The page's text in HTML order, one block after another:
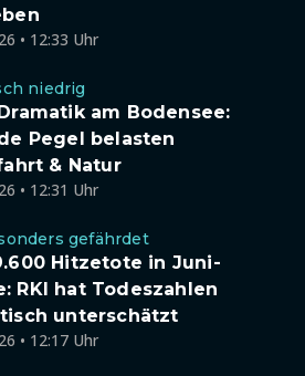
• 12:33 Uhr
niedrig
am Bodensee:
Pegel belasten
& Natur
• 12:31 Uhr
gefährdet
Hitzetote in Juni-
RKI hat Todeszahlen
unterschätzt
• 12:17 Uhr